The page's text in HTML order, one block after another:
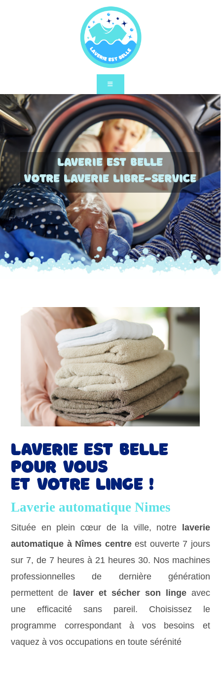
Laverie est belle
votre laverie libre-service
Laverie est belle
pour vous
et votre linge !
Laverie automatique Nimes
Située en plein cœur de la ville, notre
laverie
automatique à Nîmes centreest ouverte 7 jours
sur 7, de 7 heures à 21 heures 30. Nos machines
professionnelles de dernière génération
permettent de
laver et sécher son lingeavec
une efficacité sans pareil. Choisissez le
programme correspondant à vos besoins et
vaquez à vos occupations en toute sérénité